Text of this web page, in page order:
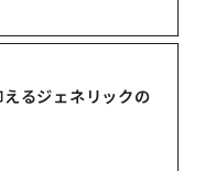
るジェネリックの